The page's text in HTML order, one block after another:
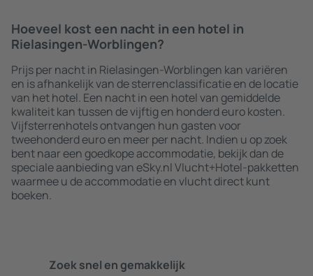
Hoeveel kost een nacht in een hotel in
Rielasingen-Worblingen?
Prijs per nacht in Rielasingen-Worblingen kan variëren
en is afhankelijk van de sterrenclassificatie en de locatie
van het hotel. Een nacht in een hotel van gemiddelde
kwaliteit kan tussen de vijftig en honderd euro kosten.
Vijfsterrenhotels ontvangen hun gasten voor
tweehonderd euro en meer per nacht. Indien u op zoek
bent naar een goedkope accommodatie, bekijk dan de
speciale aanbieding van eSky.nl Vlucht+Hotel-pakketten
waarmee u de accommodatie en vlucht direct kunt
boeken.
Zoek snel en gemakkelijk